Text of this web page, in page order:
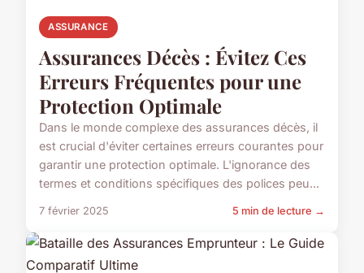
ASSURANCE
Assurances Décès : Évitez Ces
Erreurs Fréquentes pour une
Protection Optimale
Dans le monde complexe des assurances décès, il
est crucial d'éviter certaines erreurs courantes pour
garantir une protection optimale. L'ignorance des
termes et conditions spécifiques des polices peu...
7 février 2025 5 min de lecture →